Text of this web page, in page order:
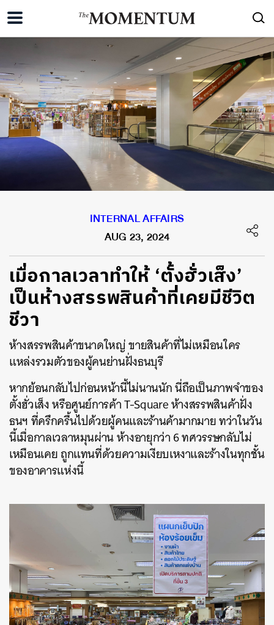
INTERNAL AFFAIRS
AUG 23, 2024
เมื่อกาลเวลาทำให้ ‘ตั้งฮั่วเส็ง’
เป็นห้างสรรพสินค้าที่เคยมีชีวิต
ชีวา
ห้างสรรพสินค้าขนาดใหญ่ ขายสินค้าที่ไม่เหมือนใคร
แหล่งรวมตัวของผู้คนย่านฝั่งธนบุรี
หากย้อนกลับไปก่อนหน้านี้ไม่นานนัก นี่ถือเป็นภาพจำของ
ตั้งฮั่วเส็ง หรือศูนย์การค้า T-Square ห้างสรรพสินค้าฝั่ง
ธนฯ ที่ครึกครื้นไปด้วยผู้คนและร้านค้ามากมาย ทว่าในวัน
นี้เมื่อกาลเวลาหมุนผ่าน ห้างอายุกว่า 6 ทศวรรษกลับไม่
เหมือนเคย ถูกแทนที่ด้วยความเงียบเหงาและร้างในทุกชั้น
ของอาคารแห่งนี้